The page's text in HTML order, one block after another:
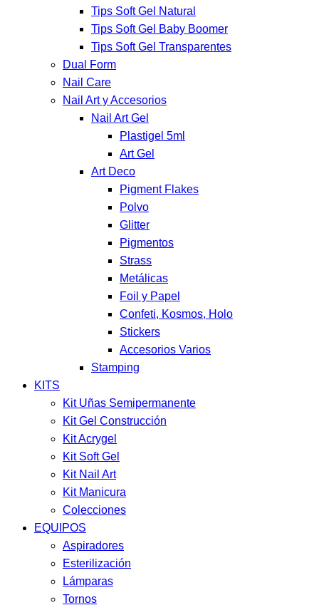
Tips Soft Gel Natural
Tips Soft Gel Baby Boomer
Tips Soft Gel Transparentes
Dual Form
Nail Care
Nail Art y Accesorios
Nail Art Gel
Plastigel 5ml
Art Gel
Art Deco
Pigment Flakes
Polvo
Glitter
Pigmentos
Strass
Metálicas
Foil y Papel
Confeti, Kosmos, Holo
Stickers
Accesorios Varios
Stamping
KITS
Kit Uñas Semipermanente
Kit Gel Construcción
Kit Acrygel
Kit Soft Gel
Kit Nail Art
Kit Manicura
Colecciones
EQUIPOS
Aspiradores
Esterilización
Lámparas
Tornos